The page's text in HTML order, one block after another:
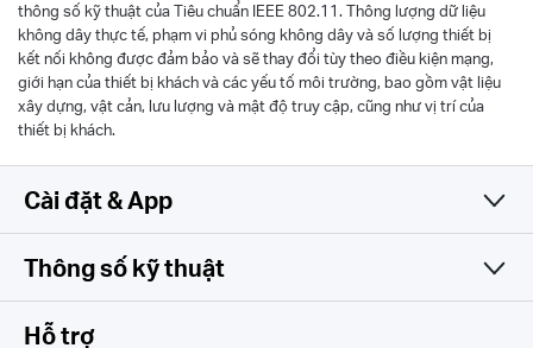
thông số kỹ thuật của Tiêu chuẩn IEEE 802.11. Thông lượng dữ liệu
không dây thực tế, phạm vi phủ sóng không dây và số lượng thiết bị
kết nối không được đảm bảo và sẽ thay đổi tùy theo điều kiện mạng,
giới hạn của thiết bị khách và các yếu tố môi trường, bao gồm vật liệu
xây dựng, vật cản, lưu lượng và mật độ truy cập, cũng như vị trí của
thiết bị khách.
Cài đặt & App
Đơn giản và đa tính năng
Thông số kỹ thuật
Thông số không dây
Hỗ trợ